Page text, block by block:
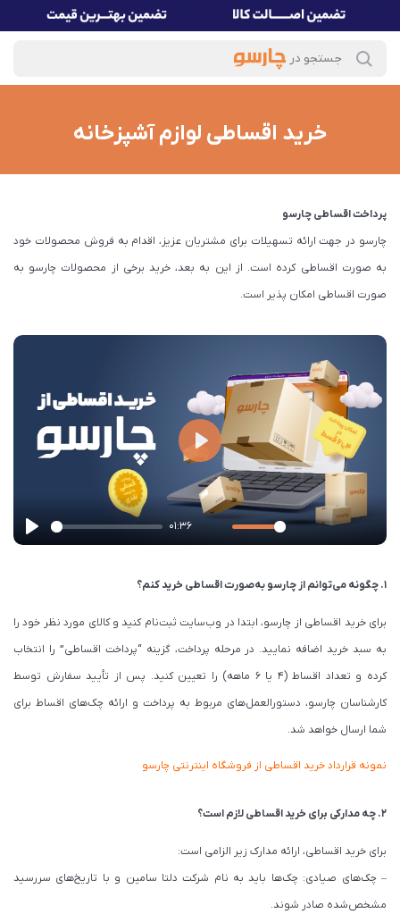
خرید اقساطی لوازم آشپزخانه
پرداخت اقساطی چارسو
چارسو در جهت ارائه تسهیلات برای مشتریان عزیز، اقدام به فروش محصولات خود
به صورت اقساطی کرده است. از این به بعد، خرید برخی از محصولات چارسو به
صورت اقساطی امکان پذیر است.
P
y
01:36
M
e
S
t
i
n
g
s
P
E
e
r
f
u
l
l
c
P
l
y
۱. چگونه می‌توانم از چارسو به‌صورت اقساطی خرید کنم؟
برای خرید اقساطی از چارسو، ابتدا در وب‌سایت ثبت‌نام کنید و کالای مورد نظر خود را
به سبد خرید اضافه نمایید. در مرحله پرداخت، گزینه “پرداخت اقساطی” را انتخاب
کرده و تعداد اقساط (۴ یا ۶ ماهه) را تعیین کنید. پس از تأیید سفارش توسط
کارشناسان چارسو، دستورالعمل‌های مربوط به پرداخت و ارائه چک‌های اقساط برای
شما ارسال خواهد شد.
نمونه قرارداد خرید اقساطی از فروشگاه اینترنتی چارسو
۲. چه مدارکی برای خرید اقساطی لازم است؟
برای خرید اقساطی، ارائه مدارک زیر الزامی است:
– چک‌های صیادی: چک‌ها باید به نام شرکت دلتا سامین و با تاریخ‌های سررسید
مشخص‌شده صادر شوند.